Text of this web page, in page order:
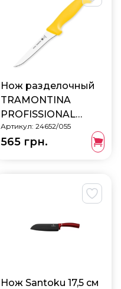
Нож разделочный
TRAMONTINA
PROFISSIONAL
MASTER, 127 мм
24652/055
Артикул: 24652/055
565 грн.
Нож Santoku 17,5 см